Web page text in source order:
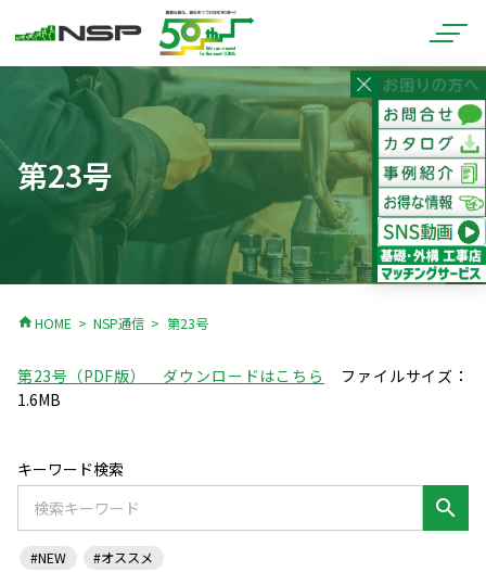
第23号
home HOME NSP通信 第23号
第23号（PDF版） ダウンロードはこちら
ファイルサイズ：
1.6MB
キーワード検索
search
#NEW #オススメ